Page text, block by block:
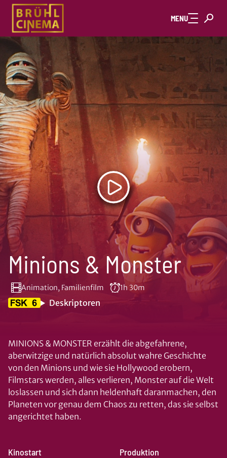
Zum Hauptinhalt springen MENU
Minions & Monster
Animation, Familienfilm 1h 30m
Deskriptoren
MINIONS & MONSTER erzählt die abgefahrene,
aberwitzige und natürlich absolut wahre Geschichte
von den Minions und wie sie Hollywood erobern,
Filmstars werden, alles verlieren, Monster auf die Welt
loslassen und sich dann heldenhaft daranmachen, den
Planeten vor genau dem Chaos zu retten, das sie selbst
angerichtet haben.
Kinostart Produktion